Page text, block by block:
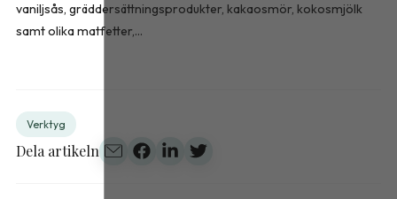
vaniljsås, gräddersättningsprodukter, kakaosmör, kokosmjölk
samt olika matfetter,...
Verktyg
Dela artikeln